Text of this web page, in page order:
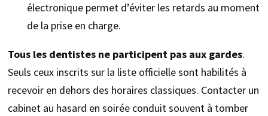
électronique permet d’éviter les retards au moment
de la prise en charge.
Tous les dentistes ne participent pas aux gardes.
Seuls ceux inscrits sur la liste officielle sont habilités à
recevoir en dehors des horaires classiques. Contacter un
cabinet au hasard en soirée conduit souvent à tomber